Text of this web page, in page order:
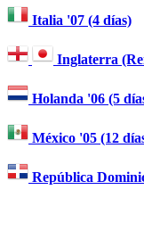
Italia '07 (4 días)
Inglaterra
Holanda '06 (5
México '05 (12
República